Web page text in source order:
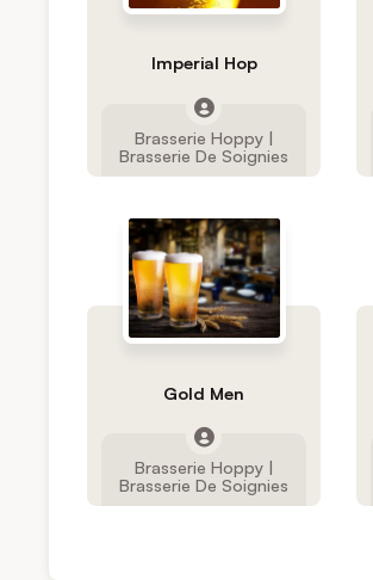
Imperial Hop
Brasserie Hoppy |
Brasserie De Soignies
Gold Men
Brasserie Hoppy |
Brasserie De Soignies